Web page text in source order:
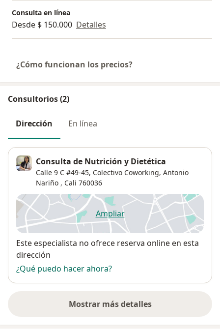
Consulta en línea
Desde $ 150.000 Detalles
¿Cómo funcionan los precios?
Consultorios (2)
Dirección En línea
Consulta de Nutrición y Dietética
Calle 9 C #49-45, Colectivo Coworking, Antonio
Nariño , Cali 760036
Ampliarse abre en una nueva
Disponibilidad
Este especialista no ofrece reserva online en esta
dirección
¿Qué puedo hacer ahora?
Mostrar más detalles
sobre la dirección